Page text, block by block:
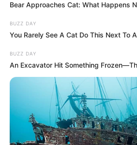
Bear Approaches Cat: What Happens
BUZZ DAY
You Rarely See A Cat Do This Next To
BUZZ DAY
An Excavator Hit Something